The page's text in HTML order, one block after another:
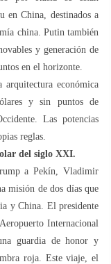
en China, destinados a
china. Putin también
y generación de
en el horizonte.
económica
y sin puntos de
Las potencias
reglas.
del siglo XXI.
a Pekín, Vladimir
misión de dos días que
y China. El presidente
Internacional
guardia de honor y
roja. Este viaje, el